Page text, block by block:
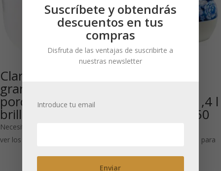
Clara: Taza
grande de
porcelana
brillante 500 ml
Necesitas estar registrado para
ver los precios
porcelana de 1,4 l
y 2 tazas de 150
Necesitas estar registrado para
Suscríbete y obtendrás
descuentos en tus
compras
Disfruta de las ventajas de suscribirte a
nuestras newsletter
Introduce tu email